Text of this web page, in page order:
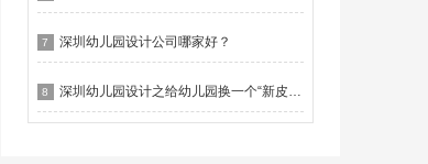
7 深圳幼儿园设计公司哪家好？
8 深圳幼儿园设计之给幼儿园换一个“新皮肤”